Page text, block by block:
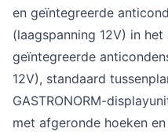
en geïntegreerde
(laagspanning 12V) in
geïntegreerde
12V), standaard
GASTRONORM-
met afgeronde hoeken